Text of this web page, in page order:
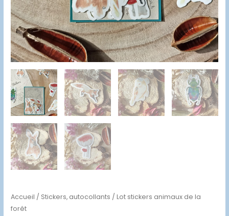
Accueil / Stickers, autocollants / Lot stickers animaux de la
forêt